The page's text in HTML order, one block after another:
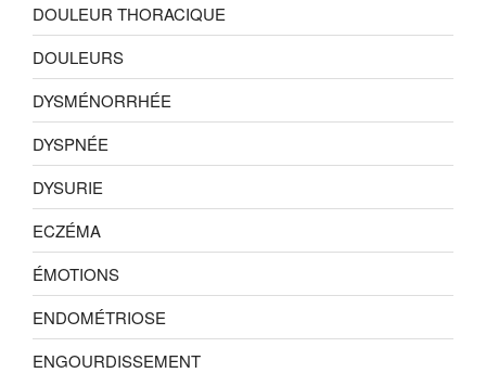
DOULEUR THORACIQUE
DOULEURS
DYSMÉNORRHÉE
DYSPNÉE
DYSURIE
ECZÉMA
ÉMOTIONS
ENDOMÉTRIOSE
ENGOURDISSEMENT